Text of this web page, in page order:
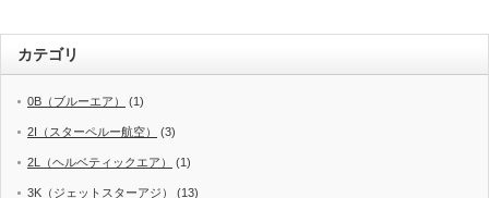
カテゴリ
0B（ブルーエア） (1)
2I（スターペルー航空） (3)
2L（ヘルベティックエア） (1)
3K（ジェットスターアジ） (13)